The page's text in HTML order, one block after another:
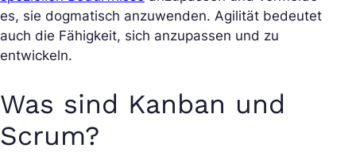
es, sie dogmatisch anzuwenden. Agilität bedeutet
auch die Fähigkeit, sich anzupassen und zu
entwickeln.
Was sind Kanban und
Scrum?